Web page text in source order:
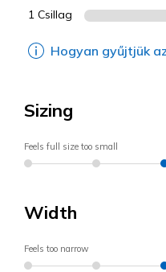
1 Csillag
Hogyan gyűjtjük
Sizing
Feels full size too small
Width
Feels too narrow